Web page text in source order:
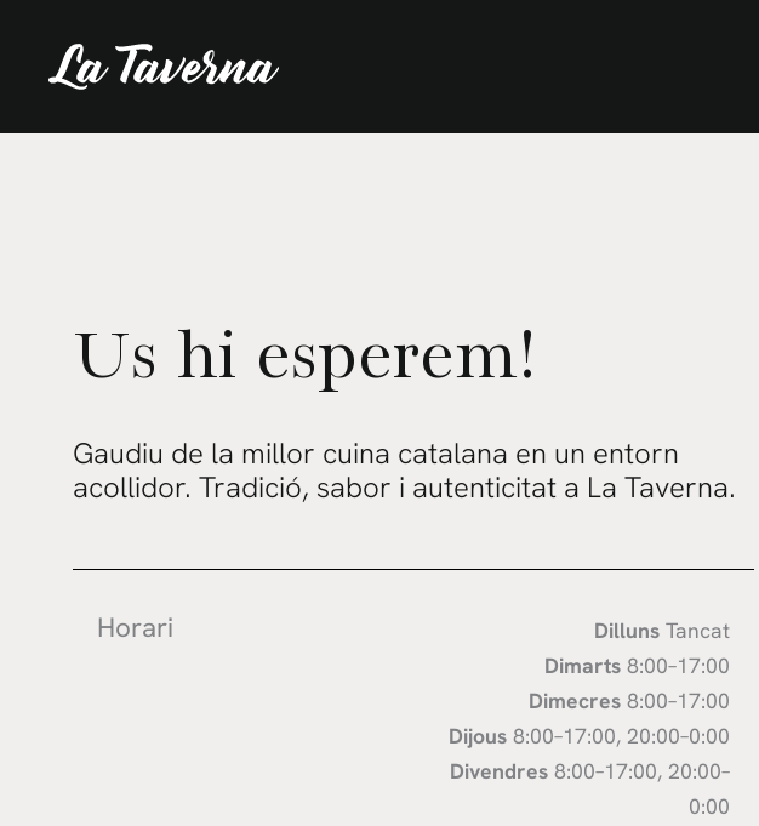
contingut
Us hi esperem!
Gaudiu de la millor cuina catalana en un entorn
acollidor. Tradició, sabor i autenticitat a La Taverna.
Horari Dilluns Tancat
Dimarts 8:00–17:00
Dimecres 8:00–17:00
Dijous 8:00–17:00, 20:00–0:00
Divendres 8:00–17:00, 20:00–
0:00